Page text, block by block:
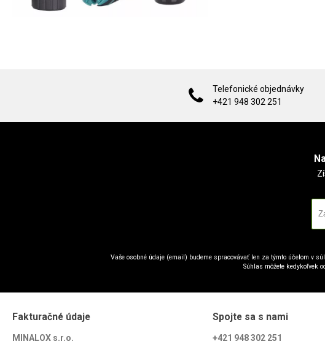
Telefonické objednávky
+421 948 302 251
Vaše osobné údaje (email) budeme spracovávať len za týmto účelom v
Súhlas môžete kedykoľvek
Fakturačné údaje
MINALOX s.r.o.
Spojte sa s nami
+421 948 302 251